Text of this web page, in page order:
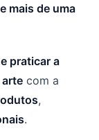
mais de uma
praticar a
arte com a
,
.